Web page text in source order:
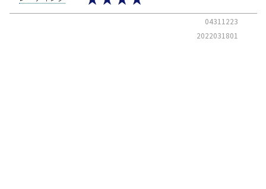
04311223
2022031801